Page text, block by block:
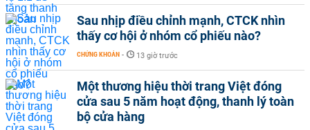
Sau nhịp điều chỉnh mạnh, CTCK nhìn
thấy cơ hội ở nhóm cổ phiếu nào?
CHỨNG KHOÁN - 13 giờ trước
Một thương hiệu thời trang Việt đóng
cửa sau 5 năm hoạt động, thanh lý toàn
bộ cửa hàng